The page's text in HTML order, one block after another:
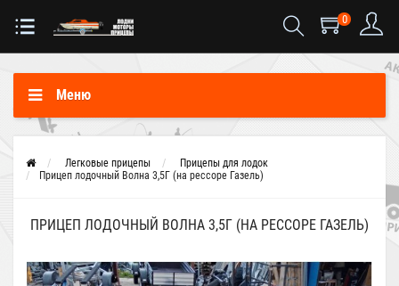
0
Меню
Легковые прицепы
Прицепы для лодок
Прицеп лодочный Волна 3,5Г (на рессоре Газель)
ПРИЦЕП ЛОДОЧНЫЙ ВОЛНА 3,5Г (НА РЕССОРЕ ГАЗЕЛЬ)